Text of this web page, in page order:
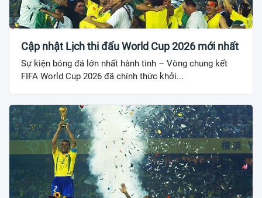
Cập nhật Lịch thi đấu World Cup 2026 mới nhất
Sự kiện bóng đá lớn nhất hành tinh – Vòng chung kết
FIFA World Cup 2026 đã chính thức khởi...